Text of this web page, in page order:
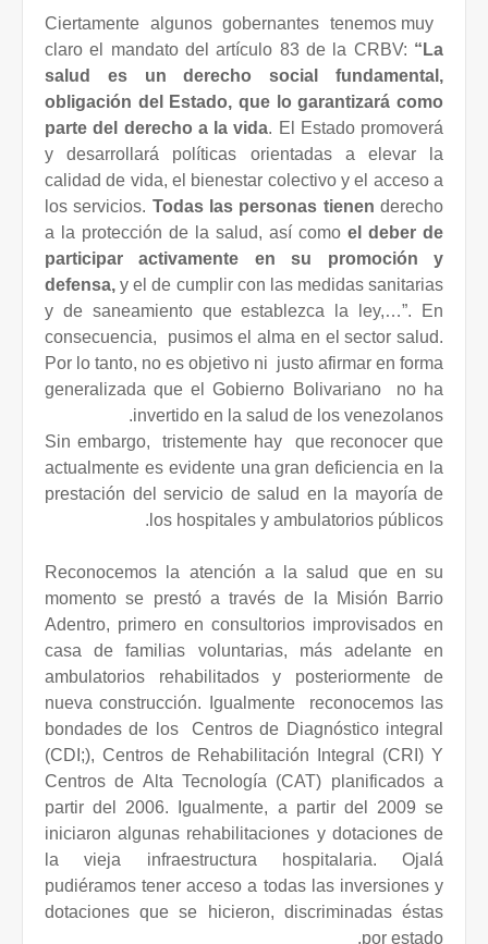
Ciertamente algunos gobernantes tenemos muy
claro el mandato del artículo 83 de la CRBV: “La
salud es un derecho social fundamental,
obligación del Estado, que lo garantizará como
parte del derecho a la vida. El Estado promoverá
y desarrollará políticas orientadas a elevar la
calidad de vida, el bienestar colectivo y el acceso a
los servicios. Todas las personas tienen derecho
a la protección de la salud, así como el deber de
participar activamente en su promoción y
defensa, y el de cumplir con las medidas sanitarias
y de saneamiento que establezca la ley,…”. En
consecuencia,
pusimos el alma en el sector salud.
Por lo tanto, no es objetivo ni justo afirmar en forma
generalizada que el Gobierno Bolivariano
no ha
invertido en la salud de los venezolanos.
Sin embargo,
tristemente hay
que reconocer que
actualmente es evidente una gran deficiencia en la
prestación del servicio de salud en la mayoría de
los hospitales y ambulatorios públicos.
Reconocemos la atención a la salud que en su
momento se prestó a través de la Misión Barrio
Adentro, primero en consultorios improvisados en
casa de familias voluntarias, más adelante en
ambulatorios rehabilitados y posteriormente de
nueva construcción. Igualmente
reconocemos las
bondades de los
Centros de Diagnóstico integral
(CDI;), Centros de Rehabilitación Integral (CRI) Y
Centros de Alta Tecnología (CAT) planificados a
partir del 2006. Igualmente, a partir del 2009 se
iniciaron algunas rehabilitaciones y dotaciones de
la vieja infraestructura hospitalaria. Ojalá
pudiéramos tener acceso a todas las inversiones y
dotaciones que se hicieron, discriminadas éstas
por estado.